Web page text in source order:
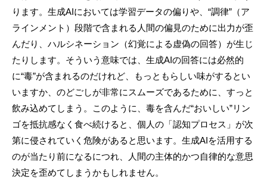
ります。生成AIにおいては学習データの偏りや、“調律”（ア
ラインメント）段階で含まれる人間の偏見のために出力が歪
んだり、ハルシネーション（幻覚による虚偽の回答）が生じ
たりします。そういう意味では、生成AIの回答には必然的
に“毒”が含まれるのだけれど、もっともらしい味がするとい
いますか、のどごしが非常にスムーズであるために、すっと
飲み込めてしまう。このように、毒を含んだ“おいしい”リン
ゴを抵抗感なく食べ続けると、個人の「認知プロセス」が次
第に侵されていく危険があると思います。生成AIを活用する
のが当たり前になるにつれ、人間の主体的かつ自律的な意思
決定を歪めてしまうかもしれません。